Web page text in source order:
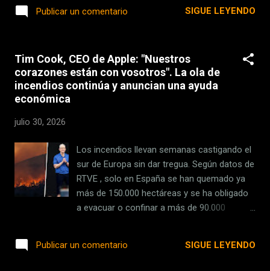
millones a 29.790 millones. Todo ello en un
que ha provocado que la compañía subiese
los precios de buena parte de su catálogo .
No obstante, no se tienen en cuenta esas
siguen aumentando la brecha Pocas dudas
hay de que Apple es "la empresa del iPhone"
en todos los sentidos. No solo por ser quién
los vende, sino porque este sigue siendo su
producto fetiche y que sigue suponiendo
Publicar un comentario SIGUE LEYENDO
Tim Cook, CEO de Apple: "Nuestros
corazones están con vosotros". La ola de
incendios continúa y anuncian una ayuda
económica
julio 30, 2026
Los incendios llevan semanas castigando el
sur de Europa sin dar tregua. Según datos de
RTVE , solo en España se han quemado ya
más de 150.000 hectáreas y se ha obligado
a evacuar o confinar a más de 90.000
Francia, Italia... por desgracia no somos los
Publicar un comentario SIGUE LEYENDO